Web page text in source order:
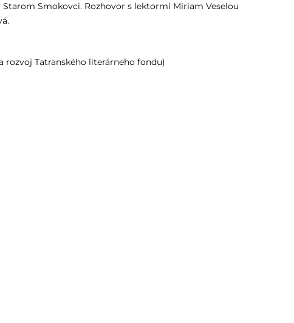
Smokovci. Rozhovor s lektormi Miriam Veselou
rozvoj Tatranského literárneho fondu)